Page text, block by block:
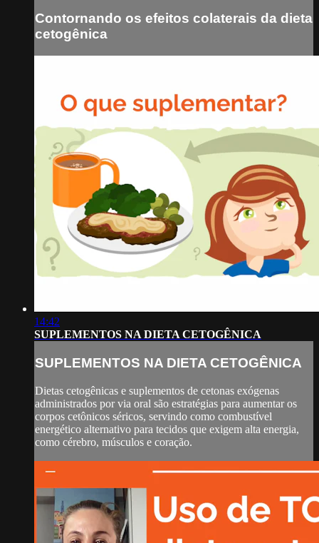
Contornando os efeitos colaterais da dieta
cetogênica
14:42
SUPLEMENTOS NA DIETA CETOGÊNICA
SUPLEMENTOS NA DIETA CETOGÊNICA
Dietas cetogênicas e suplementos de cetonas exógenas
administrados por via oral são estratégias para aumentar os
corpos cetônicos séricos, servindo como combustível
energético alternativo para tecidos que exigem alta energia,
como cérebro, músculos e coração.